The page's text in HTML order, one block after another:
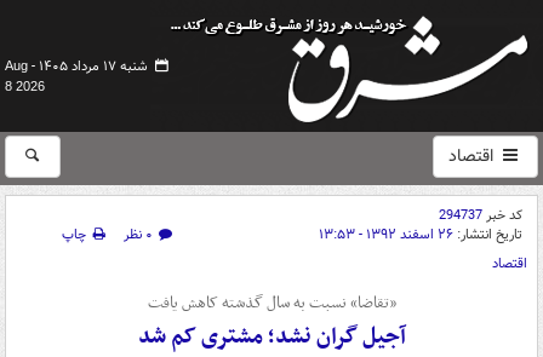
شنبه ۱۷ مرداد ۱۴۰۵ -
Aug
8 2026
اقتصاد
کد خبر294737
تاریخ انتشار: ۲۶ اسفند ۱۳۹۲ - ۱۳:۵۳ ۰ نظر
چاپ
اقتصاد
«تقاضا» نسبت به سال گذشته کاهش یافت
آجیل گران نشد؛ مشتری کم شد